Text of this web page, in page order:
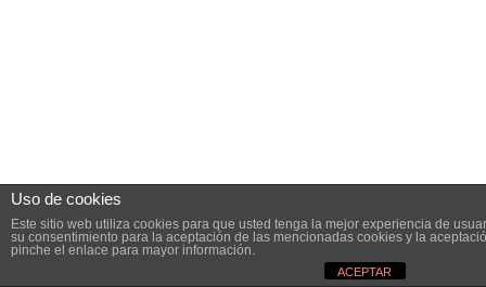
Uso de cookies
Este sitio web utiliza cookies para que usted tenga la mejor experiencia de
su consentimiento para la aceptación de las mencionadas cookies y la
pinche el enlace para mayor información.
ACEPTAR